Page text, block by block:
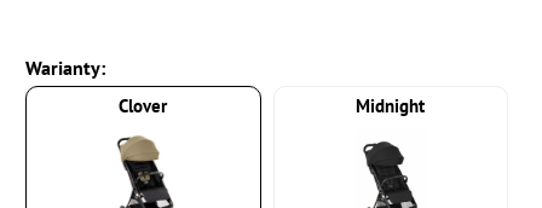
Warianty:
Clover Midnight